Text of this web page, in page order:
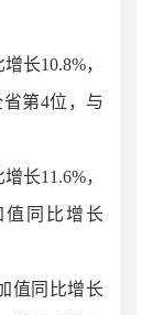
增长10.8%，
第4位，与
长11.6%，
同比增长
值同比增长